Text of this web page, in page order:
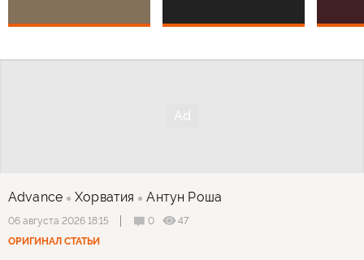
Advance Хорватия Антун Роша
06 августа 2026 18:15 0
47
ОРИГИНАЛ СТАТЬИ